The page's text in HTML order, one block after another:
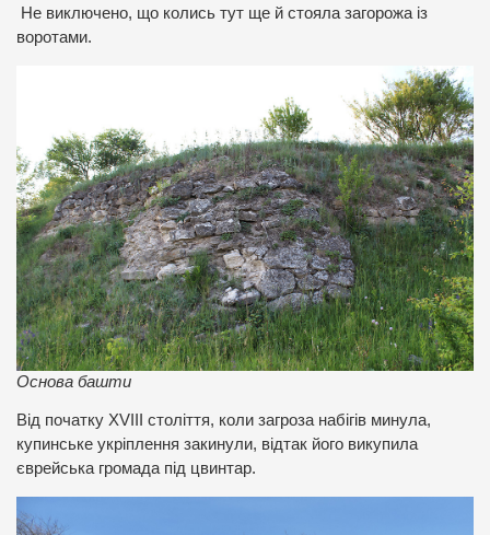
Не виключено, що колись тут ще й стояла загорожа із
воротами.
Основа башти
Від початку XVIII століття, коли загроза набігів минула,
купинське укріплення закинули, відтак його викупила
єврейська громада під цвинтар.